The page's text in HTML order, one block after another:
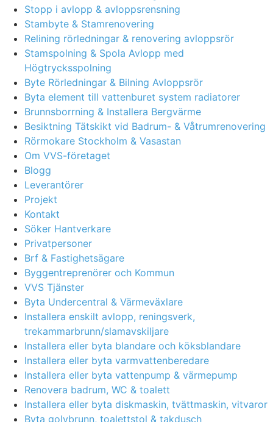
Stopp i avlopp & avloppsrensning
Stambyte & Stamrenovering
Relining rörledningar & renovering avloppsrör
Stamspolning & Spola Avlopp med
Högtrycksspolning
Byte Rörledningar & Bilning Avloppsrör
Byta element till vattenburet system radiatorer
Brunnsborrning & Installera Bergvärme
Besiktning Tätskikt vid Badrum- & Våtrumrenovering
Rörmokare Stockholm & Vasastan
Om VVS-företaget
Blogg
Leverantörer
Projekt
Kontakt
Söker Hantverkare
Privatpersoner
Brf & Fastighetsägare
Byggentreprenörer och Kommun
VVS Tjänster
Byta Undercentral & Värmeväxlare
Installera enskilt avlopp, reningsverk,
trekammarbrunn/slamavskiljare
Installera eller byta blandare och köksblandare
Installera eller byta varmvattenberedare
Installera eller byta vattenpump & värmepump
Renovera badrum, WC & toalett
Installera eller byta diskmaskin, tvättmaskin, vitvaror
Byta golvbrunn, toalettstol & takdusch